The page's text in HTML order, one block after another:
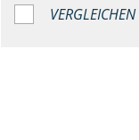
VERGLEICHEN